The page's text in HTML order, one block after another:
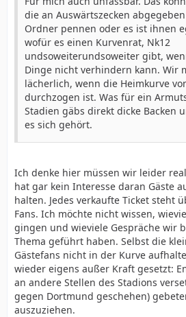
die an Auswärtszecken
Ordner pennen oder es ist ihnen
wofür es einen Kurvenrat, Nk12
undsoweiterundsoweiter gibt,
Dinge nicht verhindern kann. Wir
lächerlich, wenn die Heimkurve
durchzogen ist. Was für ein
Stadien gäbs direkt dicke Backen
es sich gehört.
Ich denke hier müssen wir leider
hat gar kein Interesse daran Gäste
halten. Jedes verkaufte Ticket steht
Fans. Ich möchte nicht wissen,
gingen und wieviele Gespräche wir
Thema geführt haben. Selbst die
Gästefans nicht in der Kurve
wieder eigens außer Kraft gesetzt:
an andere Stellen des Stadions
gegen Dortmund geschehen)
auszuziehen.